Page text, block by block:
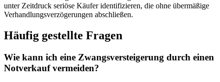
unter Zeitdruck seriöse Käufer identifizieren, die ohne übermäßige
Verhandlungsverzögerungen abschließen.
Häufig gestellte Fragen
Wie kann ich eine Zwangsversteigerung durch einen
Notverkauf vermeiden?